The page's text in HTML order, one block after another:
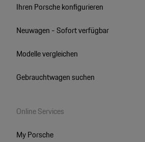
Ihren Porsche konfigurieren
Neuwagen - Sofort verfügbar
Modelle vergleichen
Gebrauchtwagen suchen
Online Services
My Porsche